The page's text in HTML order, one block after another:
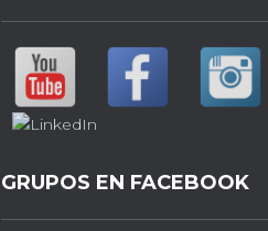
GRUPOS EN FACEBOOK